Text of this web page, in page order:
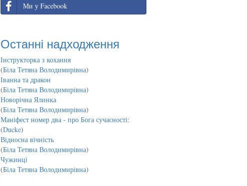
Ми у Facebook
Останні надходження
Інструкторка з кохання
(Біла Тетяна Володимирівна)
Іванна та дракон
(Біла Тетяна Володимирівна)
Новорічна Ялинка
(Біла Тетяна Володимирівна)
Маніфест номер два - про Бога сучасності:
(Ducke)
Відносна вічність
(Біла Тетяна Володимирівна)
Чужинці
(Біла Тетяна Володимирівна)